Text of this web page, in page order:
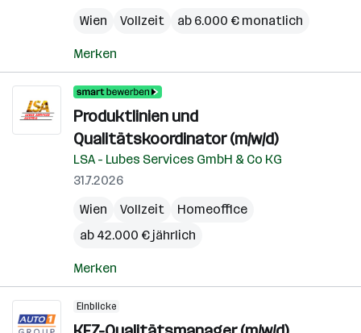
Wien
Vollzeit ab 6.000 € monatlich
Merken
Produktlinien und
Qualitätskoordinator (m/w/d)
LSA - Lubes Services GmbH & Co KG
31.7.2026
Wien
Vollzeit
Homeoffice
ab 42.000 € jährlich
Merken
Einblicke